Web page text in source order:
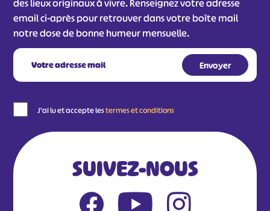
des lieux originaux à vivre. Renseignez votre adresse
email ci-après pour retrouver dans votre boîte mail
notre dose de bonne humeur mensuelle.
J'ai lu et accepte lestermes et conditions
SUIVEZ-NOUS